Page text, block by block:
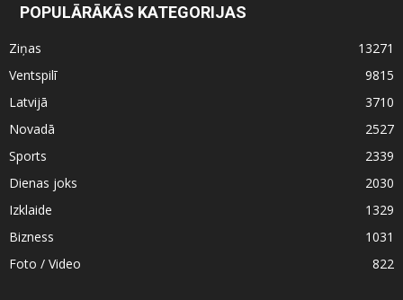
POPULĀRĀKĀS KATEGORIJAS
Ziņas
13271
Ventspilī
9815
Latvijā
3710
Novadā
2527
Sports
2339
Dienas joks
2030
Izklaide
1329
Bizness
1031
Foto / Video
822